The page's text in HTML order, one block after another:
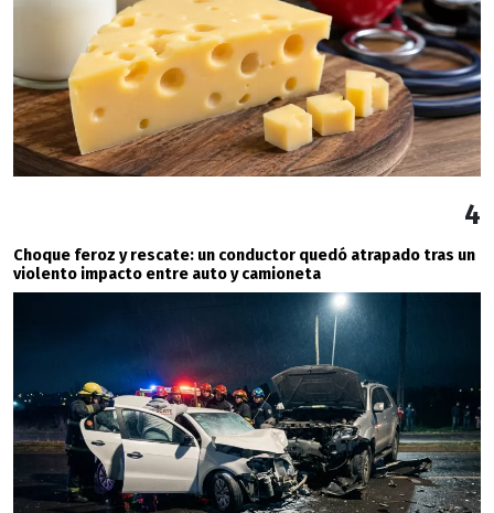
4
Choque feroz y rescate: un conductor quedó atrapado tras un
violento impacto entre auto y camioneta